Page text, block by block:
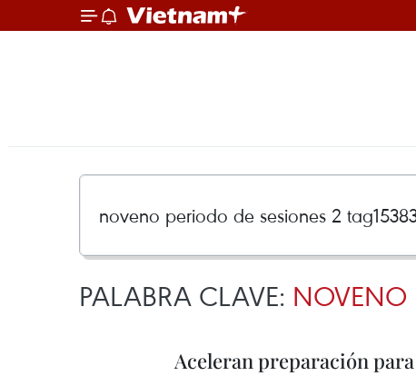
PALABRA CLAVE: NOVENO
Aceleran preparación